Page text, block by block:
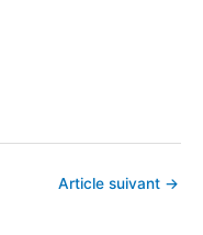
Article suivant →